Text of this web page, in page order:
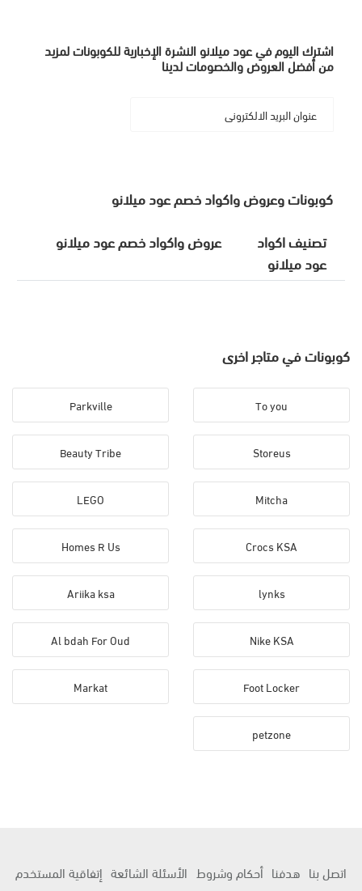
اشترك اليوم في عود ميلانو النشرة الإخبارية للكوبونات لمزيد
من أفضل العروض والخصومات لدينا
كوبونات وعروض واكواد خصم عود ميلانو
تصنيف اكواد
عود ميلانو
عروض واكواد خصم عود ميلانو
كوبونات في متاجر اخرى
To you
Parkville
Storeus
Beauty Tribe
Mitcha
LEGO
Crocs KSA
Homes R Us
lynks
Ariika ksa
Nike KSA
Al bdah For Oud
Foot Locker
Markat
petzone
اتصل بنا هدفنا أحكام وشروط الأسئلة الشائعة إتفاقية المستخدم